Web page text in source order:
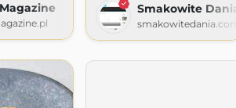
Smakowite Dania
smakowitedania.com